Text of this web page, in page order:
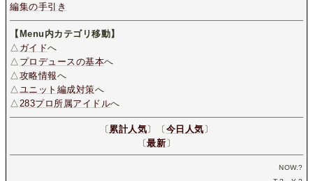
編集の手引き
【Menu内カテゴリ移動】
△ ガイドへ
△ プロデュースの基本へ
△攻略情報へ
△ユニット編成対策へ
△283プロ所属アイドルへ
〔累計人気〕〔今日人気〕
〔最新〕
NOW.?